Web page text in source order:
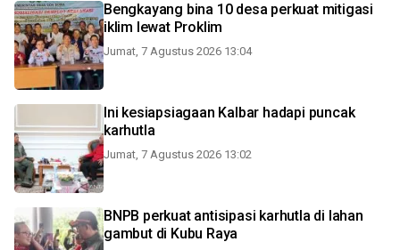
Bengkayang bina 10 desa perkuat mitigasi
iklim lewat Proklim
Jumat, 7 Agustus 2026 13:04
Ini kesiapsiagaan Kalbar hadapi puncak
karhutla
Jumat, 7 Agustus 2026 13:02
BNPB perkuat antisipasi karhutla di lahan
gambut di Kubu Raya